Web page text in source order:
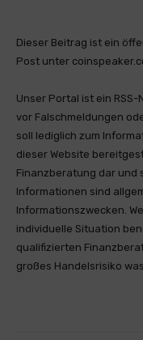
Dieser Beitrag ist ein
Post unter
Unser Portal ist ein
vor Falschmeldungen
soll lediglich zum
dieser Website
Finanzberatung dar und
Informationen sind
Informationszwecken.
individuelle Situation
qualifizierten
großes Handelsrisiko